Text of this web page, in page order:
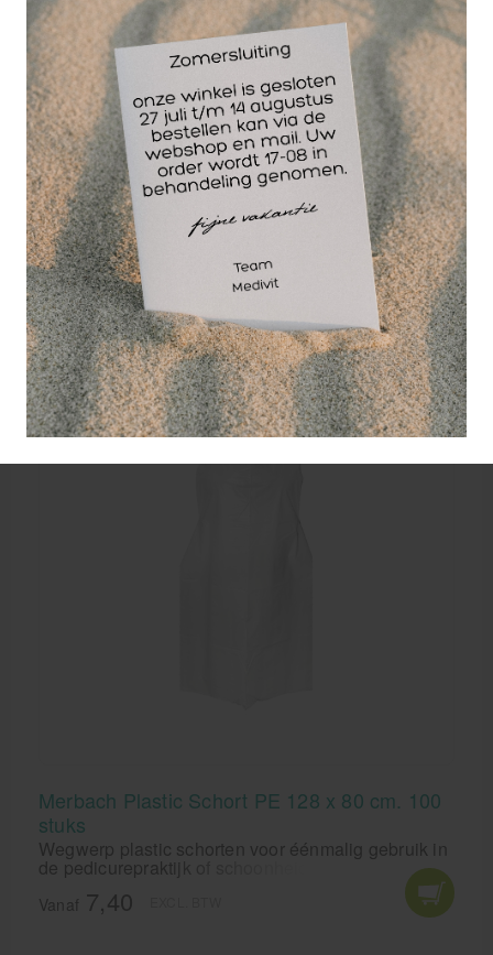
de gewone bril te dragen.
Productinfo universele veiligheidsbril:
- policarbonaat lens
- boven- en zijbescherming
- kraswerende coating
- anti-condens
- verstelbare pootjes
- voldoen aan de EN166
Wellicht ook interessant
Merbach Plastic Schort PE 128 x 80 cm. 100
stuks
Wegwerp plastic schorten voor éénmalig gebruik in
de pedicurepraktijk of schoonheidssalon.
Disposable Merbach schorten voor bescherming
van kleding.
Vanaf 7,40